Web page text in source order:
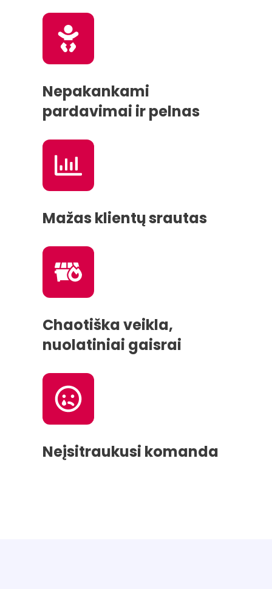
Nepakankami
pardavimai ir pelnas
Mažas klientų srautas
Chaotiška veikla,
nuolatiniai gaisrai
Neįsitraukusi komanda